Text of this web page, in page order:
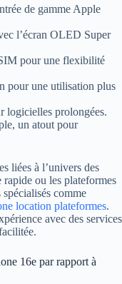
de gamme Apple
l’écran OLED Super
pour une flexibilité
pour une utilisation plus
logicielles prolongées.
un atout pour
liées à l’univers des
rapide ou les plateformes
comme
location plateformes.
avec des services
16e par rapport à